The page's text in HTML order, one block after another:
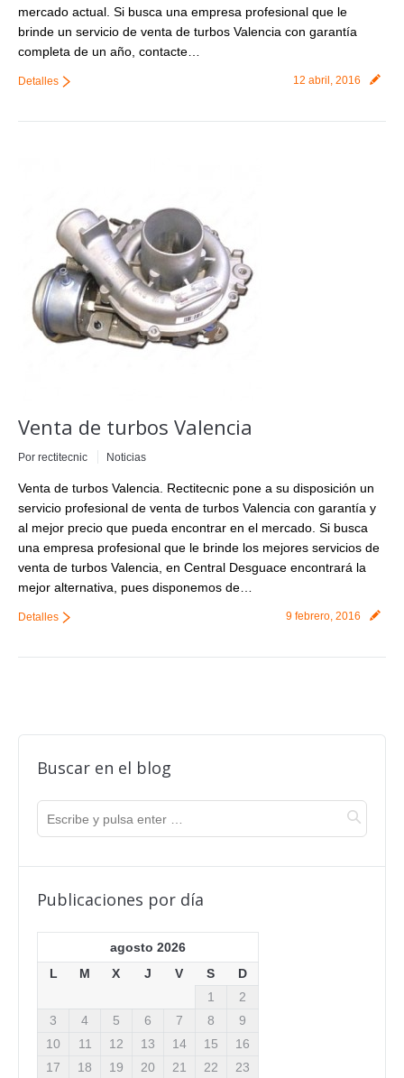
mercado actual. Si busca una empresa profesional que le
brinde un servicio de venta de turbos Valencia con garantía
completa de un año, contacte…
12 abril, 2016
Detalles
Venta de turbos Valencia
Por rectitecnic Noticias
Venta de turbos Valencia. Rectitecnic pone a su disposición un
servicio profesional de venta de turbos Valencia con garantía y
al mejor precio que pueda encontrar en el mercado. Si busca
una empresa profesional que le brinde los mejores servicios de
venta de turbos Valencia, en Central Desguace encontrará la
mejor alternativa, pues disponemos de…
9 febrero, 2016
Detalles
Buscar en el blog
Publicaciones por día
agosto 2026
L
M X J V S
D
1
2
3
4 5 6 7 8
9
10
11 12 13 14 15
16
17
18 19 20 21 22
23